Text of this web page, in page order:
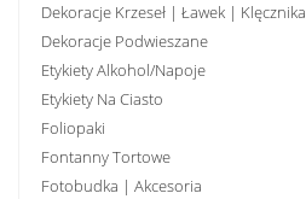
Dekoracje Krzeseł | Ławek | Klęcznika
Dekoracje Podwieszane
Etykiety Alkohol/Napoje
Etykiety Na Ciasto
Foliopaki
Fontanny Tortowe
Fotobudka | Akcesoria